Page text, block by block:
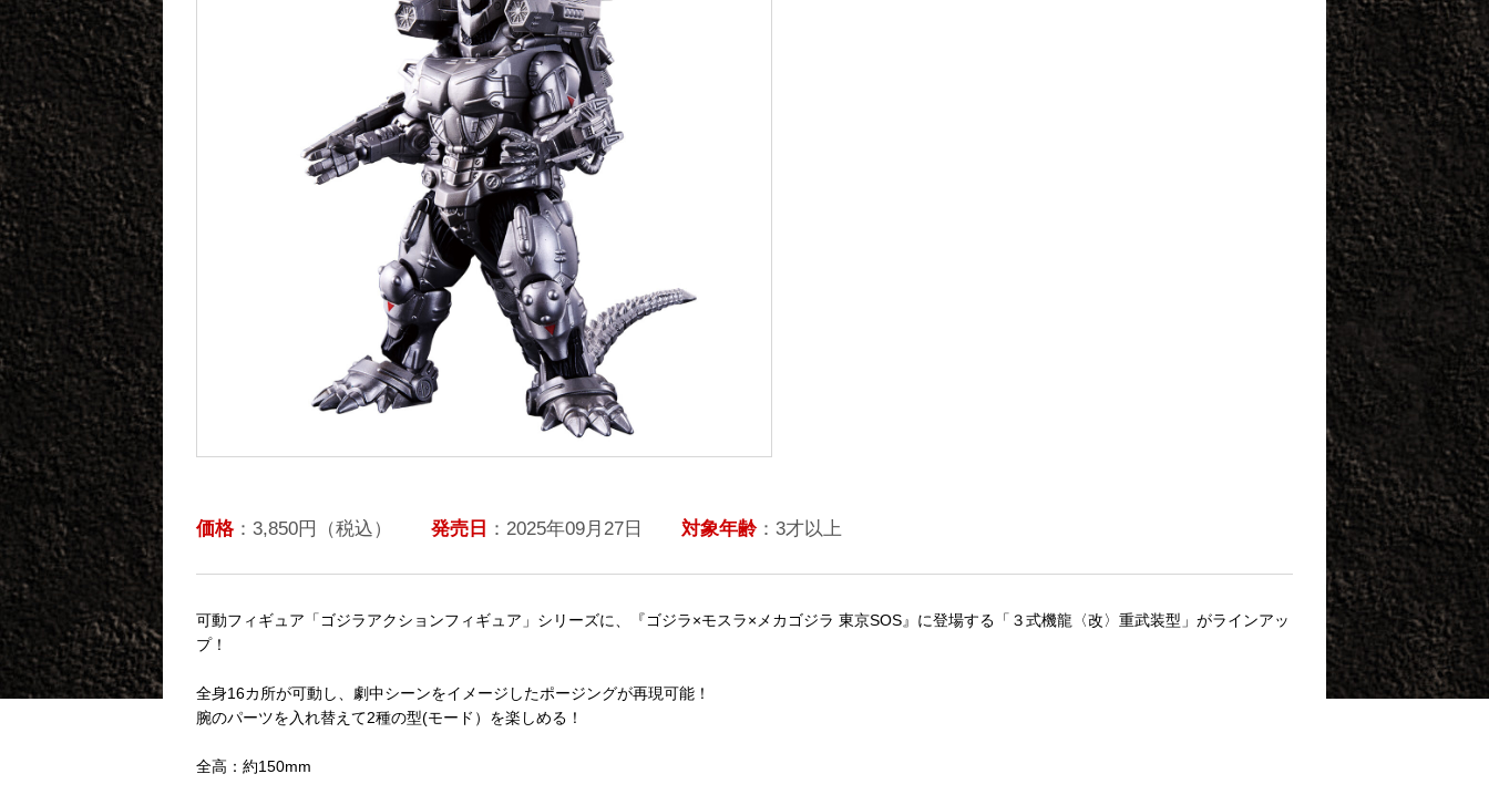
価格：3,850円（税込） 発売日 ：2025年09月27日 対象年齢：3才以上
可動フィギュア「ゴジラアクションフィギュア」シリーズに、『ゴジラ×モスラ×メカゴジラ 東京SOS』に登場する「３式機龍〈改〉重武装型」がラインアッ
プ！
全身16カ所が可動し、劇中シーンをイメージしたポージングが再現可能！
腕のパーツを入れ替えて2種の型(モード）を楽しめる！
全高：約150mm